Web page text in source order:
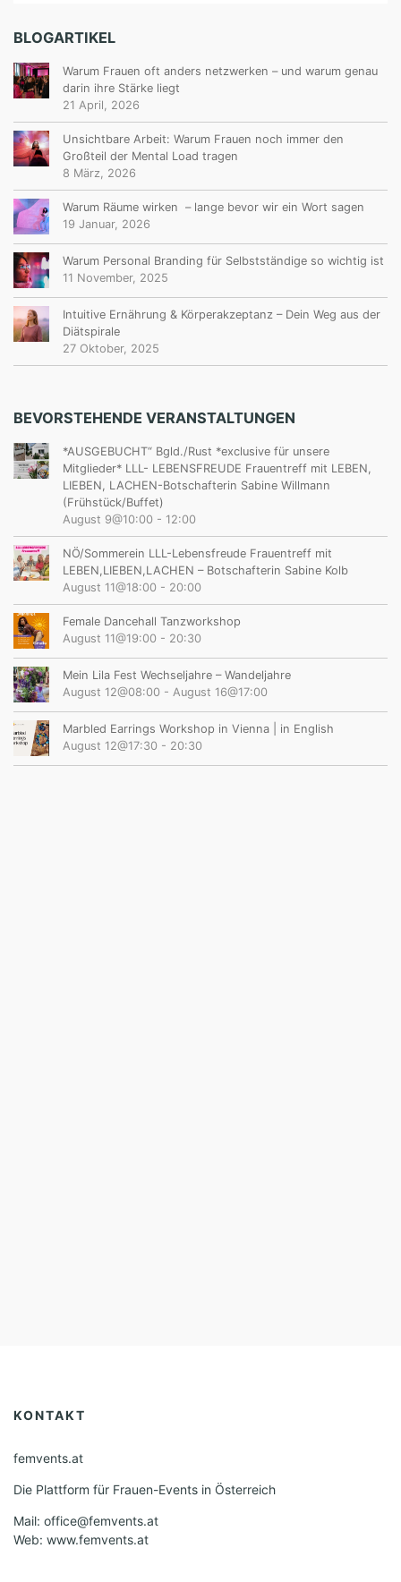
BLOGARTIKEL
Warum Frauen oft anders netzwerken – und warum genau
darin ihre Stärke liegt
21 April, 2026
Unsichtbare Arbeit: Warum Frauen noch immer den
Großteil der Mental Load tragen
8 März, 2026
Warum Räume wirken – lange bevor wir ein Wort sagen
19 Januar, 2026
Warum Personal Branding für Selbstständige so wichtig ist
11 November, 2025
Intuitive Ernährung & Körperakzeptanz – Dein Weg aus der
Diätspirale
27 Oktober, 2025
BEVORSTEHENDE VERANSTALTUNGEN
*AUSGEBUCHT“ Bgld./Rust *exclusive für unsere
Mitglieder* LLL- LEBENSFREUDE Frauentreff mit LEBEN,
LIEBEN, LACHEN-Botschafterin Sabine Willmann
(Frühstück/Buffet)
August 9@10:00 - 12:00
NÖ/Sommerein LLL-Lebensfreude Frauentreff mit
LEBEN,LIEBEN,LACHEN – Botschafterin Sabine Kolb
August 11@18:00 - 20:00
Female Dancehall Tanzworkshop
August 11@19:00 - 20:30
Mein Lila Fest Wechseljahre – Wandeljahre
August 12@08:00 - August 16@17:00
Marbled Earrings Workshop in Vienna | in English
August 12@17:30 - 20:30
KONTAKT
femvents.at
Die Plattform für Frauen-Events in Österreich
Mail: office@femvents.at
Web: www.femvents.at